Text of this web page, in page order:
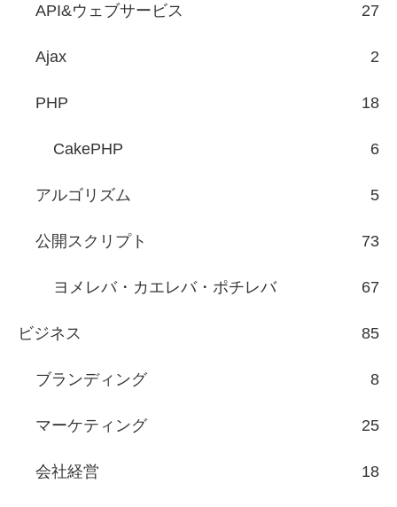
API&ウェブサービス 27
Ajax 2
PHP 18
CakePHP 6
アルゴリズム 5
公開スクリプト 73
ヨメレバ・カエレバ・ポチレバ 67
ビジネス 85
ブランディング 8
マーケティング 25
会社経営 18